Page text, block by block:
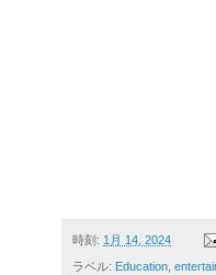
時刻: 1月 14, 2024
ラベル: Education